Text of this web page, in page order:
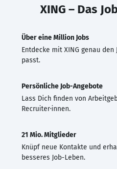
XING – Das
Über eine Million Jobs
Entdecke mit XING genau
passt.
Persönliche Job-Angebote
Lass Dich finden von
Recruiter·innen.
21 Mio. Mitglieder
Knüpf neue Kontakte und
besseres Job-Leben.